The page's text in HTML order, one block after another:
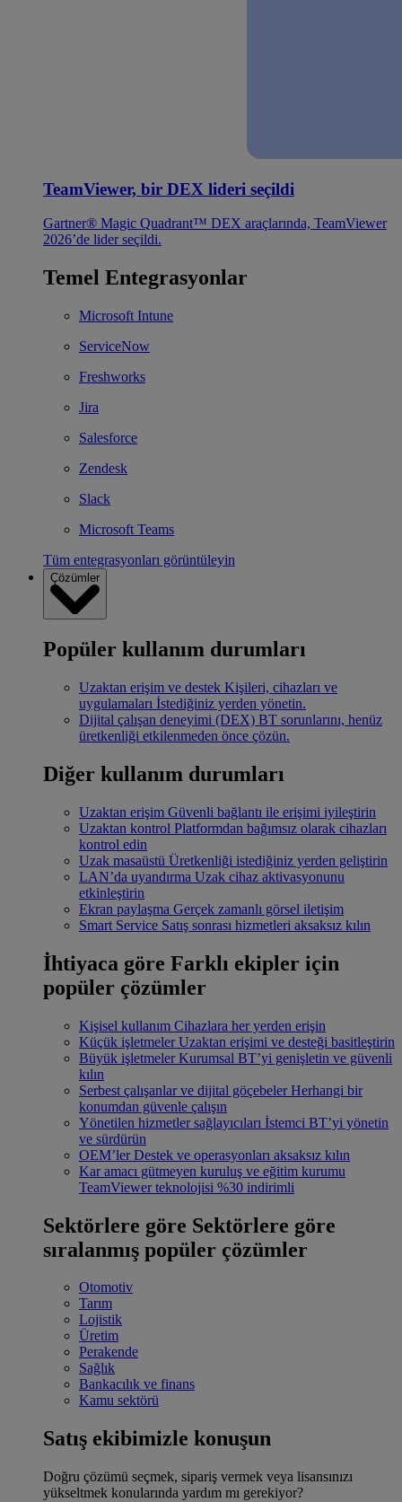
TeamViewer, bir DEX lideri seçildi
Gartner® Magic Quadrant™ DEX araçlarında, TeamViewer
2026’de lider seçildi.
Temel Entegrasyonlar
Microsoft Intune
ServiceNow
Freshworks
Jira
Salesforce
Zendesk
Slack
Microsoft Teams
Tüm entegrasyonları görüntüleyin
Çözümler
Popüler kullanım durumları
Uzaktan erişim ve destek Kişileri, cihazları ve
uygulamaları İstediğiniz yerden yönetin.
Dijital çalışan deneyimi (DEX) BT sorunlarını, henüz
üretkenliği etkilenmeden önce çözün.
Diğer kullanım durumları
Uzaktan erişim Güvenli bağlantı ile erişimi iyileştirin
Uzaktan kontrol Platformdan bağımsız olarak cihazları
kontrol edin
Uzak masaüstü Üretkenliği istediğiniz yerden geliştirin
LAN’da uyandırma Uzak cihaz aktivasyonunu
etkinleştirin
Ekran paylaşma Gerçek zamanlı görsel iletişim
Smart Service Satış sonrası hizmetleri aksaksız kılın
İhtiyaca göre Farklı ekipler için
popüler çözümler
Kişisel kullanım Cihazlara her yerden erişin
Küçük işletmeler Uzaktan erişimi ve desteği basitleştirin
Büyük işletmeler Kurumsal BT’yi genişletin ve güvenli
kılın
Serbest çalışanlar ve dijital göçebeler Herhangi bir
konumdan güvenle çalışın
Yönetilen hizmetler sağlayıcıları İstemci BT’yi yönetin
ve sürdürün
OEM’ler Destek ve operasyonları aksaksız kılın
Kar amacı gütmeyen kuruluş ve eğitim kurumu
TeamViewer teknolojisi %30 indirimli
Sektörlere göre Sektörlere göre
sıralanmış popüler çözümler
Otomotiv
Tarım
Lojistik
Üretim
Perakende
Sağlık
Bankacılık ve finans
Kamu sektörü
Satış ekibimizle konuşun
Doğru çözümü seçmek, sipariş vermek veya lisansınızı
yükseltmek konularında yardım mı gerekiyor?